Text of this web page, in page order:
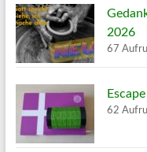
2026
67
62